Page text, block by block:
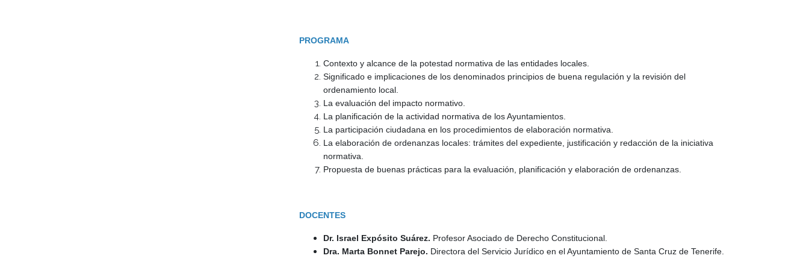
PROGRAMA
Contexto y alcance de la potestad normativa de las entidades locales.
Significado e implicaciones de los denominados principios de buena regulación y la revisión del
ordenamiento local.
La evaluación del impacto normativo.
La planificación de la actividad normativa de los Ayuntamientos.
La participación ciudadana en los procedimientos de elaboración normativa.
La elaboración de ordenanzas locales: trámites del expediente, justificación y redacción de la iniciativa
normativa.
Propuesta de buenas prácticas para la evaluación, planificación y elaboración de ordenanzas.
DOCENTES
Dr. Israel Expósito Suárez. Profesor Asociado de Derecho Constitucional.
Dra. Marta Bonnet Parejo. Directora del Servicio Jurídico en el Ayuntamiento de Santa Cruz de Tenerife.